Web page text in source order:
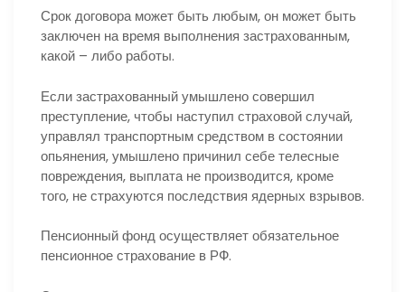
Срок договора может быть любым, он может быть
заключен на время выполнения застрахованным,
какой – либо работы.
Если застрахованный умышлено совершил
преступление, чтобы наступил страховой случай,
управлял транспортным средством в состоянии
опьянения, умышлено причинил себе телесные
повреждения, выплата не производится, кроме
того, не страхуются последствия ядерных взрывов.
Пенсионный фонд осуществляет обязательное
пенсионное страхование в РФ.